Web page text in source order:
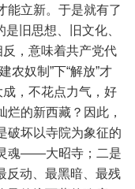
能立新。于是就有了
是旧思想、旧文化、
反，意味着共产党代
农奴制”下“解放”才
成，不花点力气，好
的新西藏？因此，
坏以寺院为象征的
魂——大昭寺；二是
反动、最黑暗、最残